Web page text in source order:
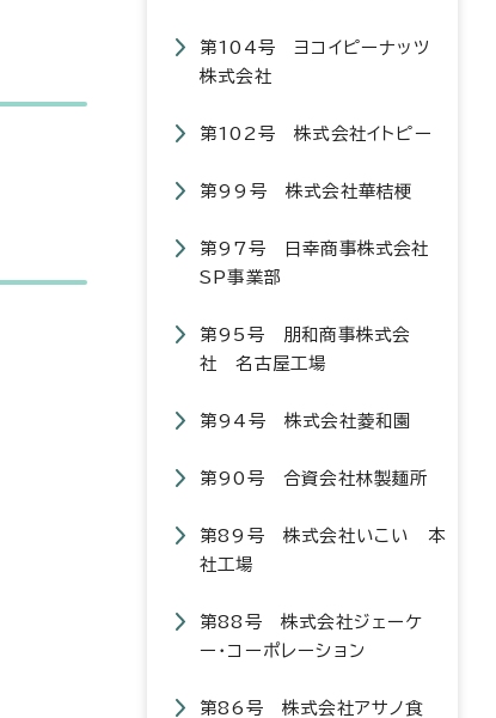
第104号 ヨコイピーナッツ
株式会社
第102号 株式会社イトピー
第99号 株式会社華桔梗
第97号 日幸商事株式会社
SP事業部
第95号 朋和商事株式会
社 名古屋工場
第94号 株式会社菱和園
第90号 合資会社林製麺所
第89号 株式会社いこい 本
社工場
第88号 株式会社ジェーケ
ー・コーポレーション
第86号 株式会社アサノ食